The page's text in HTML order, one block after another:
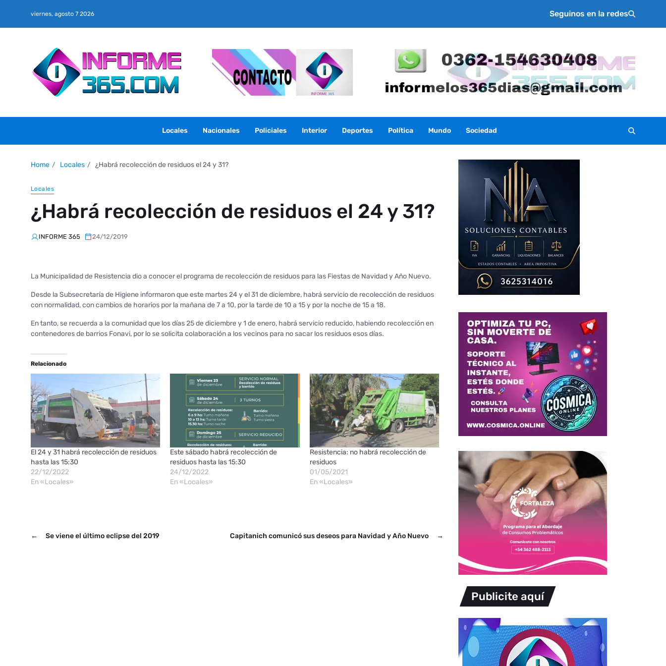
viernes, agosto 7 2026 Seguinos en la redes
Locales Nacionales Policiales Interior Deportes Política Mundo Sociedad
Home Locales ¿Habrá recolección de residuos el 24 y 31?
Locales
¿Habrá recolección de residuos el 24 y 31?
INFORME 365 24/12/2019
La Municipalidad de Resistencia dio a conocer el programa de recolección de residuos para las Fiestas de Navidad y Año Nuevo.
Desde la Subsecretaría de Higiene informaron que este martes 24 y el 31 de diciembre, habrá servicio de recolección de residuos
con normalidad, con cambios de horarios por la mañana de 7 a 10, por la tarde de 10 a 15 y por la noche de 15 a 18.
En tanto, se recuerda a la comunidad que los días 25 de diciembre y 1 de enero, habrá servicio reducido, habiendo recolección en
contenedores de barrios Fonavi, por lo se solicita colaboración a los vecinos para no sacar los residuos esos días.
Relacionado
El 24 y 31 habrá recolección de residuos
hasta las 15:30
22/12/2022
En «Locales»
Este sábado habrá recolección de
residuos hasta las 15:30
24/12/2022
En «Locales»
Resistencia: no habrá recolección de
residuos
01/05/2021
En «Locales»
← Se viene el último eclipse del 2019 →
Capitanich comunicó sus deseos para Navidad y Año Nuevo
Publicite aquí